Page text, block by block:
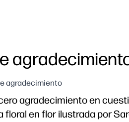
agradecimiento
agradecimiento en
en flor ilustrada por